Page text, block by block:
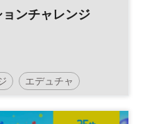
ンチャレンジ
エデュチャ
校生 コンテスト